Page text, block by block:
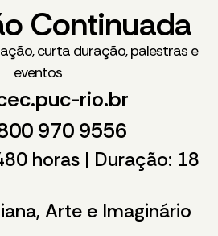
Continuada
curta duração, palestras e
eventos
rio.br
970 9556
horas | Duração: 18
Arte e Imaginário